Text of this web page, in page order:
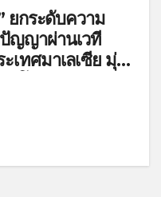
ยกระดับความ
ญญาผ่านเวที
เทศมาเลเซีย มุ่ง
โลกอย่างเข้ม